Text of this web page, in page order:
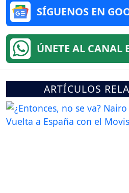
SÍGUENOS EN
ÚNETE AL CANAL
ARTÍCULOS